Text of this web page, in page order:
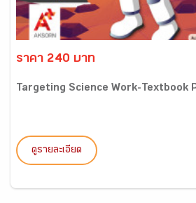
ราคา 240 บาท
Targeting Science Work-Textbook
ดูรายละเอียด